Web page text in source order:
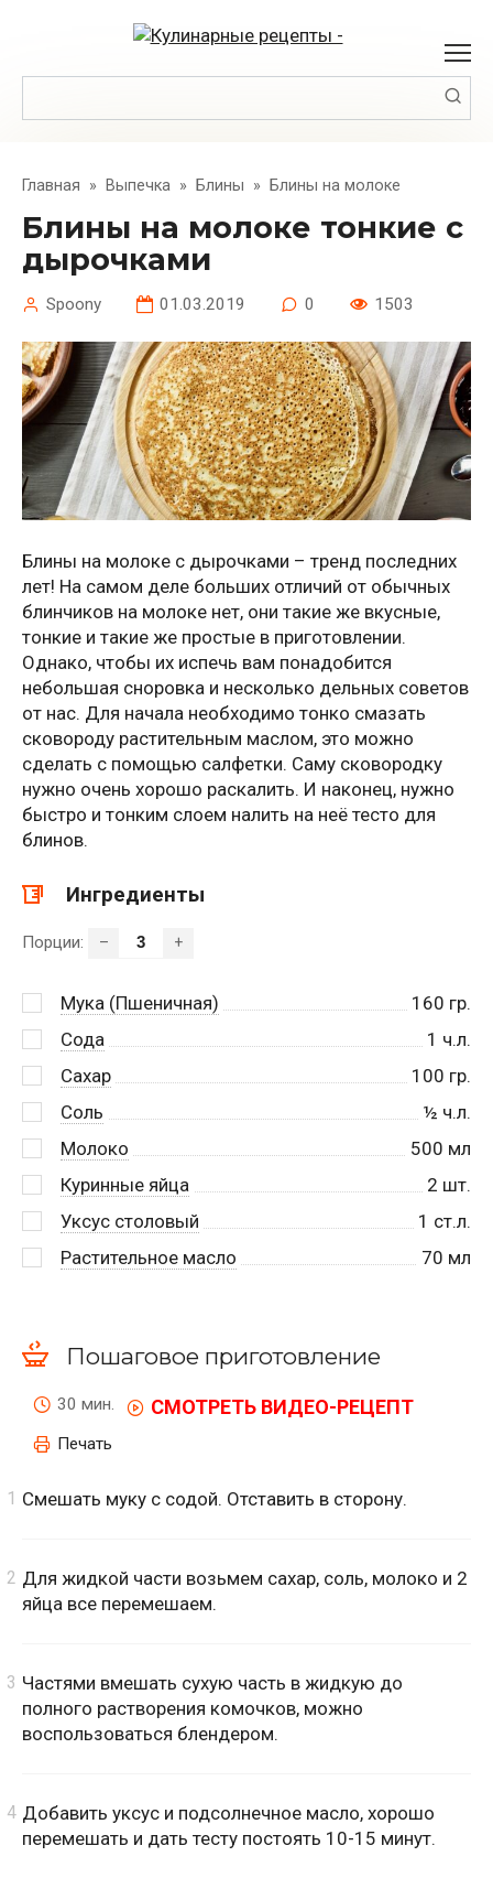
Главная » Выпечка » Блины » Блины на молоке
Блины на молоке тонкие с
дырочками
Spoony 01.03.2019 0 1503
Блины на молоке с дырочками – тренд последних
лет! На самом деле больших отличий от обычных
блинчиков на молоке нет, они такие же вкусные,
тонкие и такие же простые в приготовлении.
Однако, чтобы их испечь вам понадобится
небольшая сноровка и несколько дельных советов
от нас. Для начала необходимо тонко смазать
сковороду растительным маслом, это можно
сделать с помощью салфетки. Саму сковородку
нужно очень хорошо раскалить. И наконец, нужно
быстро и тонким слоем налить на неё тесто для
блинов.
Ингредиенты
Порции: – +
Мука (Пшеничная) 160 гр.
Сода
1 ч.л.
Сахар
100 гр.
Соль
½ ч.л.
Молоко
500 мл
Куринные яйца
2 шт.
Уксус столовый
1 ст.л.
Растительное масло
70 мл
Пошаговое приготовление
30 мин. СМОТРЕТЬ ВИДЕО-РЕЦЕПТ
Печать
Смешать муку с содой. Отставить в сторону.
Для жидкой части возьмем сахар, соль, молоко и 2
яйца все перемешаем.
Частями вмешать сухую часть в жидкую до
полного растворения комочков, можно
воспользоваться блендером.
Добавить уксус и подсолнечное масло, хорошо
перемешать и дать тесту постоять 10-15 минут.